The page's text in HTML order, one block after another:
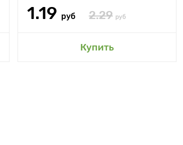
1.19 руб 2.29 руб
Купить